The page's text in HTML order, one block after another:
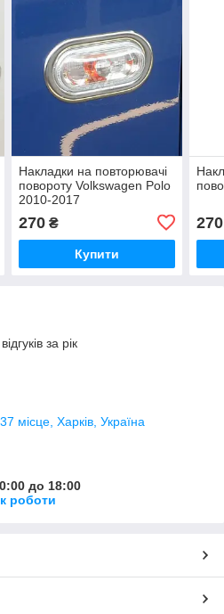
Накладки на повторювачі
повороту Volkswagen Polo
2010-2017
270₴
Купити
270
за рік
місце, Харків, Україна
до 18:00
роботи